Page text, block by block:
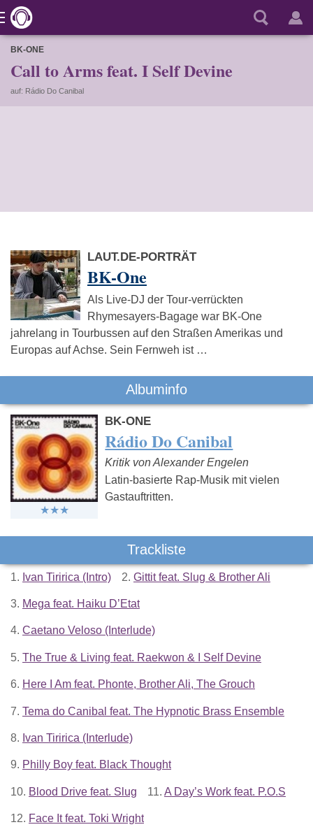
BK-ONE
Call to Arms feat. I Self Devine
auf: Rádio Do Canibal
LAUT.DE-PORTRÄT
BK-One
Als Live-DJ der Tour-verrückten
Rhymesayers-Bagage war BK-One
jahrelang in Tourbussen auf den Straßen Amerikas und
Europas auf Achse. Sein Fernweh ist …
Albuminfo
BK-ONE
Rádio Do Canibal
Kritik von Alexander Engelen
Latin-basierte Rap-Musik mit vielen
Gastauftritten.
Trackliste
1. Ivan Tiririca (Intro) 2. Gittit feat. Slug & Brother Ali
3. Mega feat. Haiku D’Etat
4. Caetano Veloso (Interlude)
5. The True & Living feat. Raekwon & I Self Devine
6. Here I Am feat. Phonte, Brother Ali, The Grouch
7. Tema do Canibal feat. The Hypnotic Brass Ensemble
8. Ivan Tiririca (Interlude)
9. Philly Boy feat. Black Thought
10. Blood Drive feat. Slug 11. A Day’s Work feat. P.O.S
12. Face It feat. Toki Wright